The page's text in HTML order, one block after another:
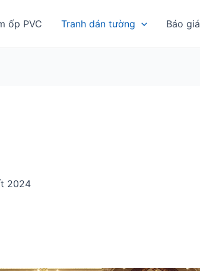
ốp PVC Tranh dán tường Báo giá
2024